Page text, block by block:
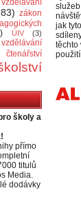
vzdělávání
zákon
ÚIV (3)
čtenářství
školy a
přímo
titulů
Media.
dodávky
jak
těchto